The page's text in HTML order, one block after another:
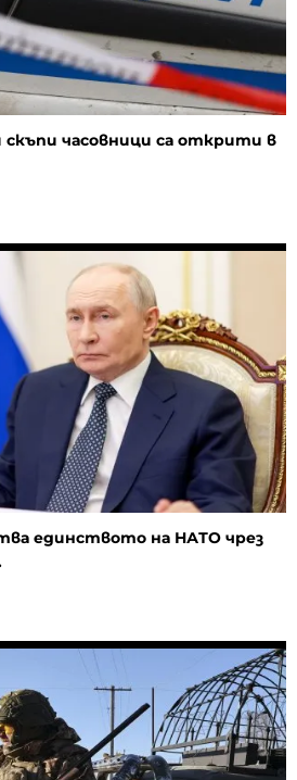
скъпи часовници са открити в
единството на НАТО чрез